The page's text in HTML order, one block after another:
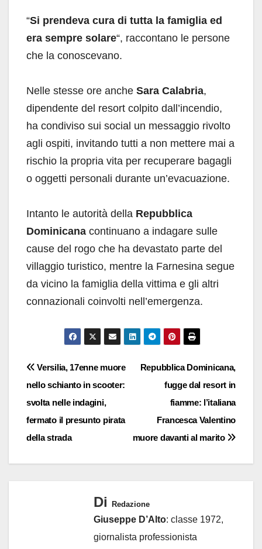
“Si prendeva cura di tutta la famiglia ed
era sempre solare“, raccontano le persone
che la conoscevano.
Nelle stesse ore anche Sara Calabria,
dipendente del resort colpito dall’incendio,
ha condiviso sui social un messaggio rivolto
agli ospiti, invitando tutti a non mettere mai a
rischio la propria vita per recuperare bagagli
o oggetti personali durante un’evacuazione.
Intanto le autorità della Repubblica
Dominicana continuano a indagare sulle
cause del rogo che ha devastato parte del
villaggio turistico, mentre la Farnesina segue
da vicino la famiglia della vittima e gli altri
connazionali coinvolti nell’emergenza.
Navigazione
articoli
Repubblica Dominicana,
fugge dal resort in
fiamme: l’italiana
Francesca Valentino
muore davanti al marito
Versilia, 17enne muore
nello schianto in scooter:
svolta nelle indagini,
fermato il presunto pirata
della strada
Di Redazione
Giuseppe D’Alto: classe 1972,
giornalista professionista